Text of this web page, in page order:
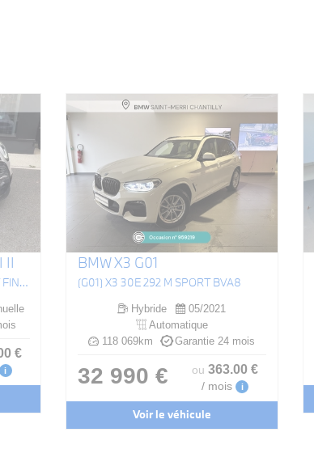
II
(F57) COOPER S 192 CABRIOLET FINITION JCW
€
i
BMW X3 G01
(G01) X3 30E 292 M SPORT BVA8
Hybride
05/2021
Automatique
118 069km
Garantie 24 mois
32 990 € ou363.00 €
/ mois i
Voir le véhicule